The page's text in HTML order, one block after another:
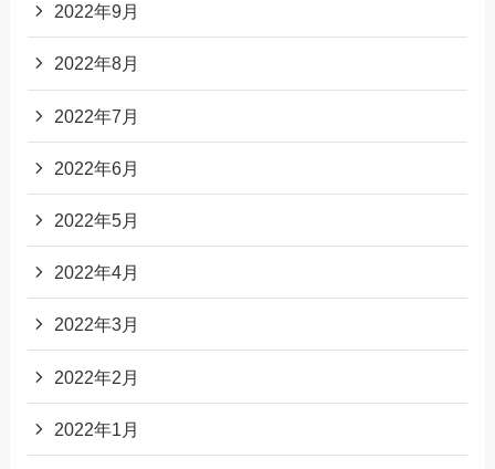
2022年9月
2022年8月
2022年7月
2022年6月
2022年5月
2022年4月
2022年3月
2022年2月
2022年1月